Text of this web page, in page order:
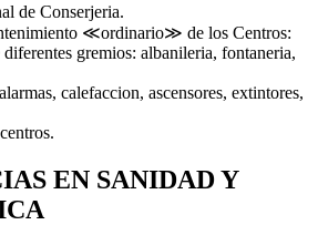
de Conserjeria.
≪ordinario≫ de los Centros:
gremios: albanileria, fontaneria,
calefaccion, ascensores, extintores,
EN SANIDAD Y